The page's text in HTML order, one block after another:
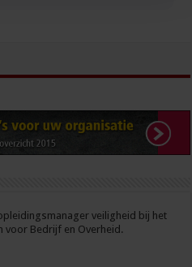
veiligheid bij het
voor Bedrijf en Overheid.